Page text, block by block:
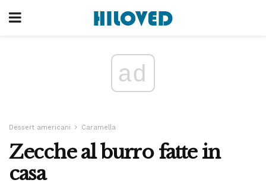
ad
Dessert americani Caramella
Zecche al burro fatte in
casa